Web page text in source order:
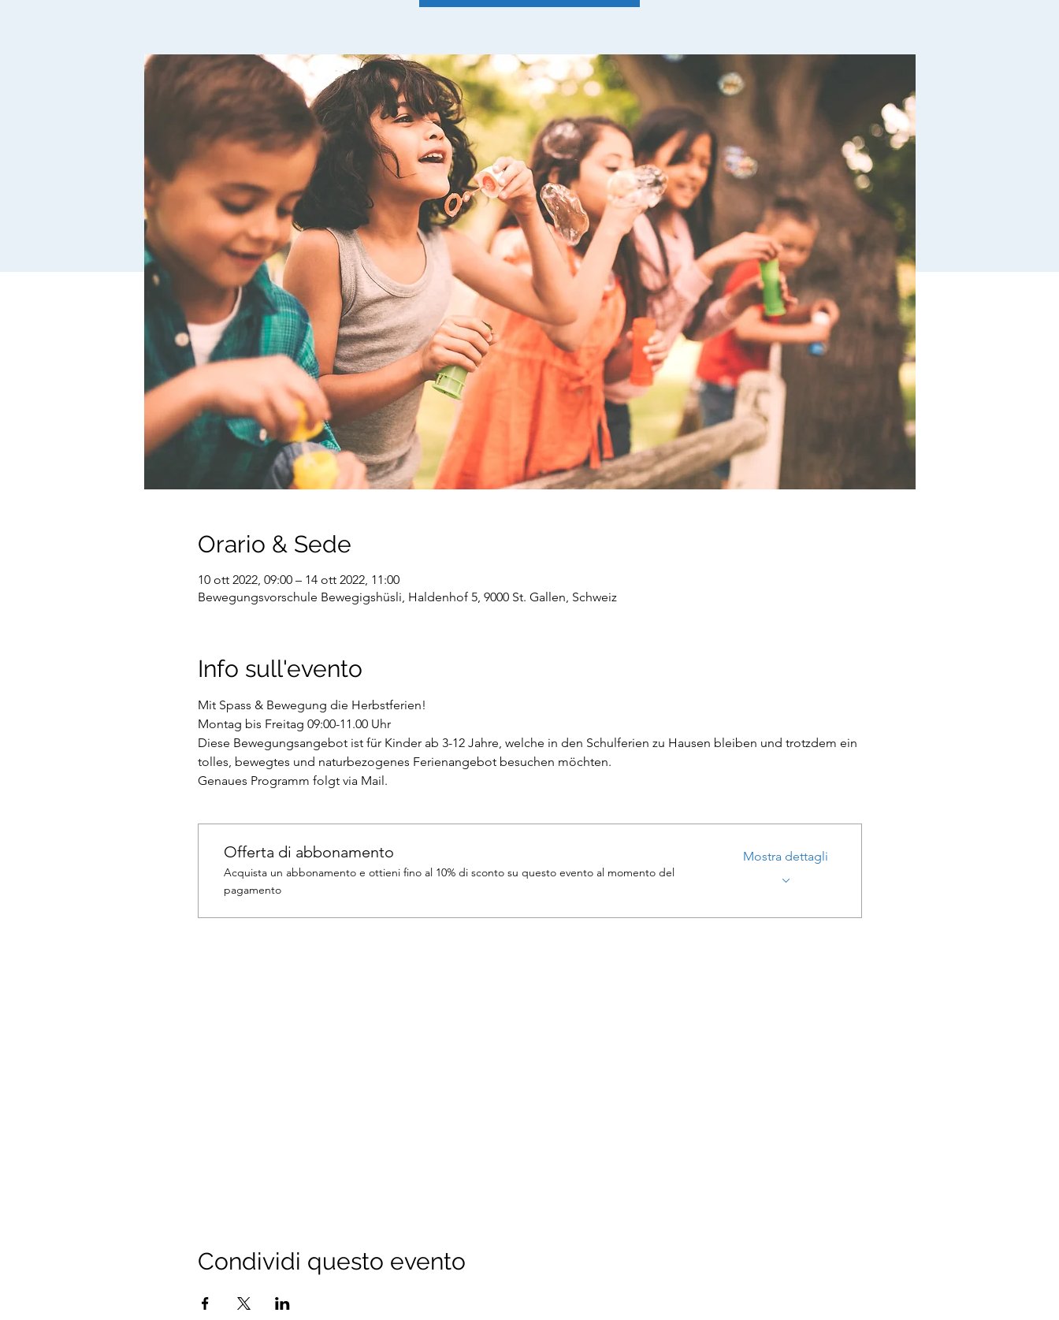
Orario & Sede
10 ott 2022, 09:00 – 14 ott 2022, 11:00
Bewegungsvorschule Bewegigshüsli, Haldenhof 5, 9000 St. Gallen, Schweiz
Info sull'evento
Mit Spass & Bewegung die Herbstferien!
Montag bis Freitag 09:00-11.00 Uhr
Diese Bewegungsangebot ist für Kinder ab 3-12 Jahre, welche in den Schulferien zu Hausen bleiben und trotzdem ein
tolles, bewegtes und naturbezogenes Ferienangebot besuchen möchten.
Genaues Programm folgt via Mail.
Offerta di abbonamento
Acquista un abbonamento e ottieni fino al 10% di sconto su questo evento al momento del
pagamento
Mostra dettagli
Condividi questo evento